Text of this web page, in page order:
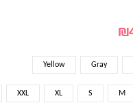
₪
⁦₪36.19⁩
עד
Gray
Yellow
M
S
XL
XXL